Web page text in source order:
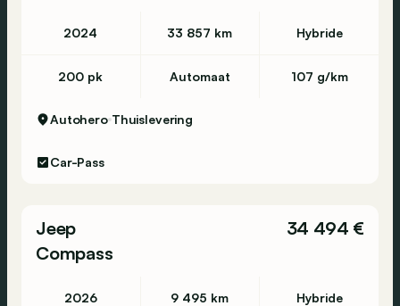
2024 33 857 km Hybride
200 pk Automaat 107 g/km
Autohero Thuislevering
Car-Pass
Jeep
Compass
34 494 €
2026 9 495 km Hybride